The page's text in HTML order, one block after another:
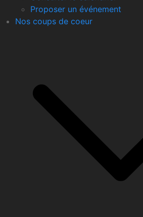
Proposer un événement
Nos coups de coeur